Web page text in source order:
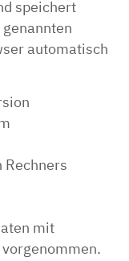
speichert
automatisch
Rechners
mit